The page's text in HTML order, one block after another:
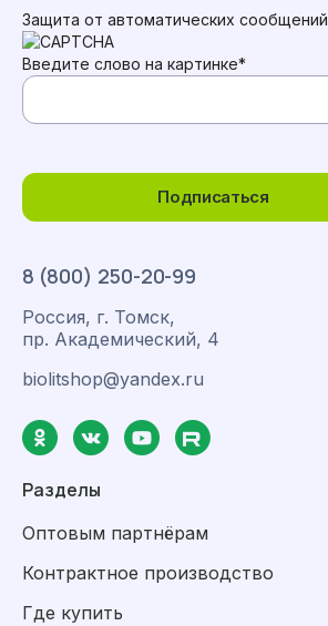
8 (800) 250-20-99
Россия, г. Томск,
пр. Академический, 4
biolitshop@yandex.ru
Разделы
Оптовым партнёрам
Контрактное производство
Где купить
Подписаться
Защита от автоматических сообщений
Введите слово на картинке*